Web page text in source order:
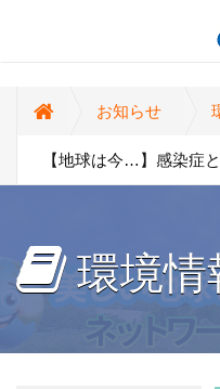
お知らせ
【地球は今…】感染症と
環境情